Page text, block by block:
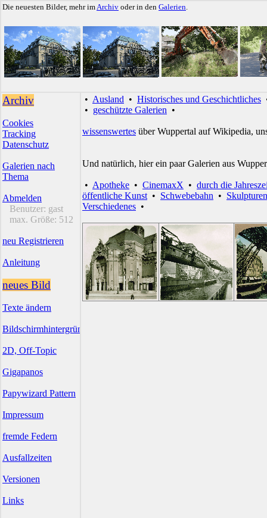
Die neuesten Bilder, mehr imArchiv oder in den Galerien.
Archiv
Cookies
Tracking
Datenschutz
Galerien nach
Thema
Abmelden
Benutzer: gast
max. Größe: 512
neu Registrieren
Anleitung
neues Bild
Texte ändern
Bildschirmhintergründe
2D, Off-Topic
Gigapanos
Papywizard Pattern
Impressum
fremde Federn
Ausfallzeiten
Versionen
Links
• Ausland • Historisches und Geschichtliches
• geschützte Galerien •
wissenswertes über Wuppertal auf Wikipedia,
Und natürlich, hier ein paar Galerien aus
• Apotheke • CinemaxX • durch die
öffentliche Kunst • Schwebebahn •
Verschiedenes •